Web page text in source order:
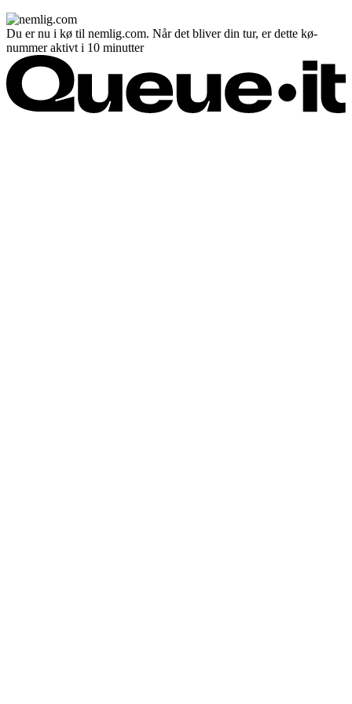
Du er nu i kø til nemlig.com. Når det bliver din tur, er dette kø-
nummer aktivt i 10 minutter